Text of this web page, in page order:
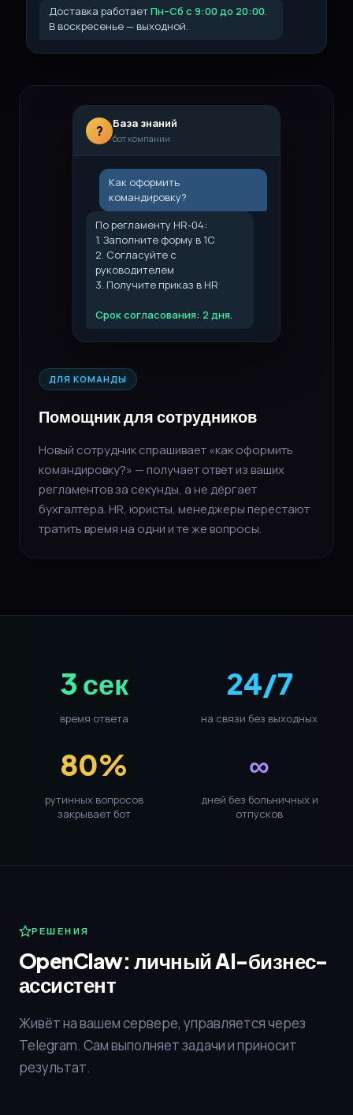
Доставка работаетПн–Сб с 9:00 до 20:00.
В воскресенье — выходной.
? База знаний
бот компании
Как оформить
командировку?
По регламенту HR-04:
1. Заполните форму в 1С
2. Согласуйте с
руководителем
3. Получите приказ в HR
Срок согласования: 2 дня.
ДЛЯ КОМАНДЫ
Помощник для сотрудников
Новый сотрудник спрашивает «как оформить
командировку?» — получает ответ из ваших
регламентов за секунды, а не дёргает
бухгалтера. HR, юристы, менеджеры перестают
тратить время на одни и те же вопросы.
3 сек
время ответа
24/7
на связи без выходных
80%
рутинных вопросов
закрывает бот
∞
дней без больничных и
отпусков
РЕШЕНИЯ
OpenClaw: личный AI-бизнес-
ассистент
Живёт на вашем сервере, управляется через
Telegram. Сам выполняет задачи и приносит
результат.